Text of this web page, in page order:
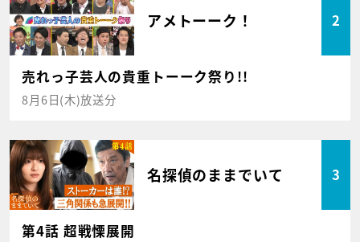
アメトーーク！ 2
売れっ子芸人の貴重トーーク祭り!!
8月6日(木)放送分
名探偵のままでいて 3
第4話 超戦慄展開